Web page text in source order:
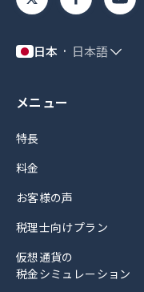
日本 日本語
メニュー
特長
料金
お客様の声
税理士向けプラン
仮想通貨の
税金シミュレーション